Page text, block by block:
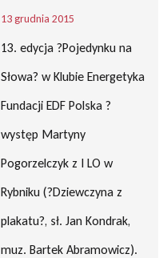
13 grudnia 2015
13. edycja ?Pojedynku na
Słowa? w Klubie Energetyka
Fundacji EDF Polska ?
występ Martyny
Pogorzelczyk z I LO w
Rybniku (?Dziewczyna z
plakatu?, sł. Jan Kondrak,
muz. Bartek Abramowicz).